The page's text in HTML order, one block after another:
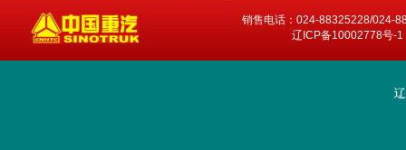
销售电话：024-88325228/024-
辽ICP备10002778号-1